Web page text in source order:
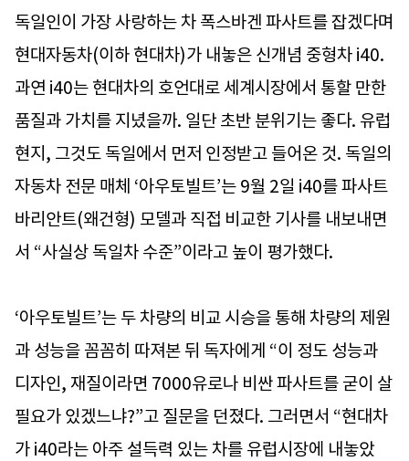
독일인이 가장 사랑하는 차 폭스바겐 파사트를 잡겠다며
현대자동차(이하 현대차)가 내놓은 신개념 중형차 i40.
과연 i40는 현대차의 호언대로 세계시장에서 통할 만한
품질과 가치를 지녔을까. 일단 초반 분위기는 좋다. 유럽
현지, 그것도 독일에서 먼저 인정받고 들어온 것. 독일의
자동차 전문 매체 ‘아우토빌트’는 9월 2일 i40를 파사트
바리안트(왜건형) 모델과 직접 비교한 기사를 내보내면
서 “사실상 독일차 수준”이라고 높이 평가했다.
‘아우토빌트’는 두 차량의 비교 시승을 통해 차량의 제원
과 성능을 꼼꼼히 따져본 뒤 독자에게 “이 정도 성능과
디자인, 재질이라면 7000유로나 비싼 파사트를 굳이 살
필요가 있겠느냐?”고 질문을 던졌다. 그러면서 “현대차
가 i40라는 아주 설득력 있는 차를 유럽시장에 내놓았